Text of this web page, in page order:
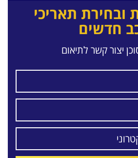
ובחירת תאריכי
חדשים
יצור קשר לתיאום